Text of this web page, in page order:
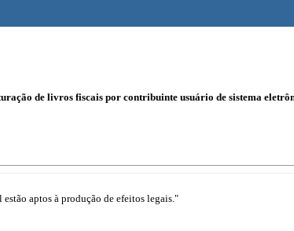
de livros fiscais por contribuinte usuário de sistema
aptos à produção de efeitos legais."